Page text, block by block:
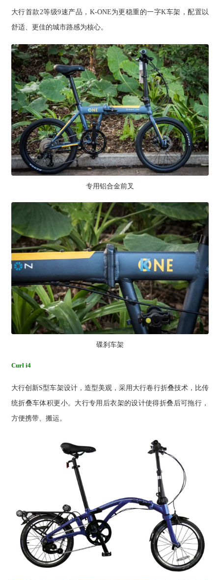
大行首款2等级9速产品，K-ONE为更稳重的一字K车架，配置以
舒适、更佳的城市路感为核心。
专用铝合金前叉
碟刹车架
Curl i4
大行创新S型车架设计，造型美观，采用大行卷行折叠技术，比传
统折叠车体积更小。 大行专用后衣架的设计使得折叠后可拖行，
方便携带、搬运。